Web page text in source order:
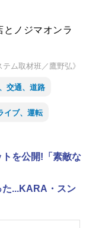
ノジマオンラ
テム取材班／鷹野弘》
交通、道路
イブ、運転
を公開!「素敵な
た...KARA・スン